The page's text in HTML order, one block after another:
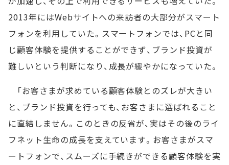
2013年にはWebサイトへの来訪者の大部分がスマート
フォンを利用していた。スマートフォンでは、PCと同
じ顧客体験を提供することができず、ブランド投資が
難しいという判断になり、成長が緩やかになっていた。
「お客さまが求めている顧客体験とのズレが大きい
と、ブランド投資を行っても、お客さまに選ばれること
に直結しません。このときの反省が、実はその後のライ
フネット生命の成長を支えています。お客さまがスマ
ートフォンで、スムーズに手続きができる顧客体験を実